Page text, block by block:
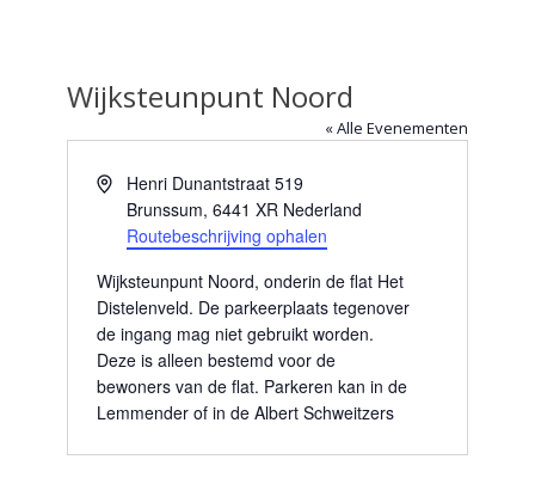
Wijksteunpunt Noord
« Alle Evenementen
AdresHenri Dunantstraat 519
Brunssum, 6441 XR Nederland
Routebeschrijving ophalen
Wijksteunpunt Noord, onderin de flat Het
Distelenveld. De parkeerplaats tegenover
de ingang mag niet gebruikt worden.
Deze is alleen bestemd voor de
bewoners van de flat. Parkeren kan in de
Lemmender of in de Albert Schweitzers